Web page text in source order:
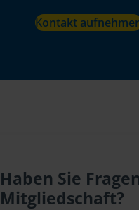
Kontakt
Haben Sie
Mitgliedschaft?